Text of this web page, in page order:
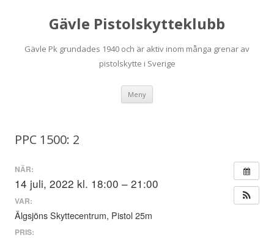
Gävle Pistolskytteklubb
Gävle Pk grundades 1940 och är aktiv inom många grenar av
pistolskytte i Sverige
Meny
PPC 1500: 2
NÄR:
14 juli, 2022 kl. 18:00 – 21:00
VAR:
Älgsjöns Skyttecentrum, Pistol 25m
PRIS: